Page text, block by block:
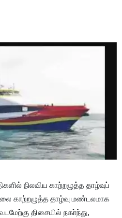
நிலவிய காற்றழுத்த தாழ்வுப்
காற்றழுத்த தாழ்வு மண்டலமாக
திசையில் நகா்ந்து,